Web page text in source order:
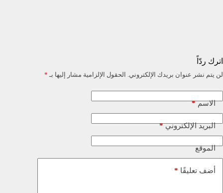
اترك ردّاً
لن يتم نشر عنوان بريدك الإلكتروني. الحقول الإلزامية مشار إليها بـ *
الاسم*
البريد الإلكتروني*
الموقع
أضف تعليقًا *